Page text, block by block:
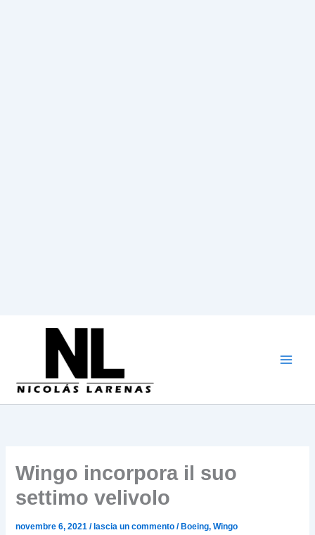
Wingo incorpora il suo
settimo velivolo
novembre 6, 2021/ lascia un commento / Boeing,Wingo